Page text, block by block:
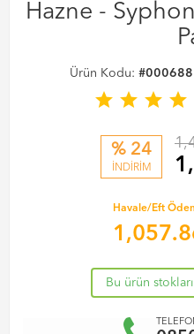
Hazne -
Ürün Kodu: #000688
star star star star
% 24
İNDİRİM
Havale/Eft
Bu ürün